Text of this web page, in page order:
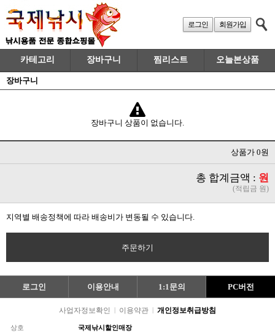
로그인 회원가입
카테고리 장바구니 찜리스트 오늘본상품
장바구니
장바구니 상품이 없습니다.
상품가 0원
총 합계금액 : 원
(적립금 원)
지역별 배송정책에 따라 배송비가 변동될 수 있습니다.
주문하기
로그인 이용안내 1:1문의 PC버전
사업자정보확인 | 이용약관 | 개인정보취급방침
상호
국제낚시할인매장